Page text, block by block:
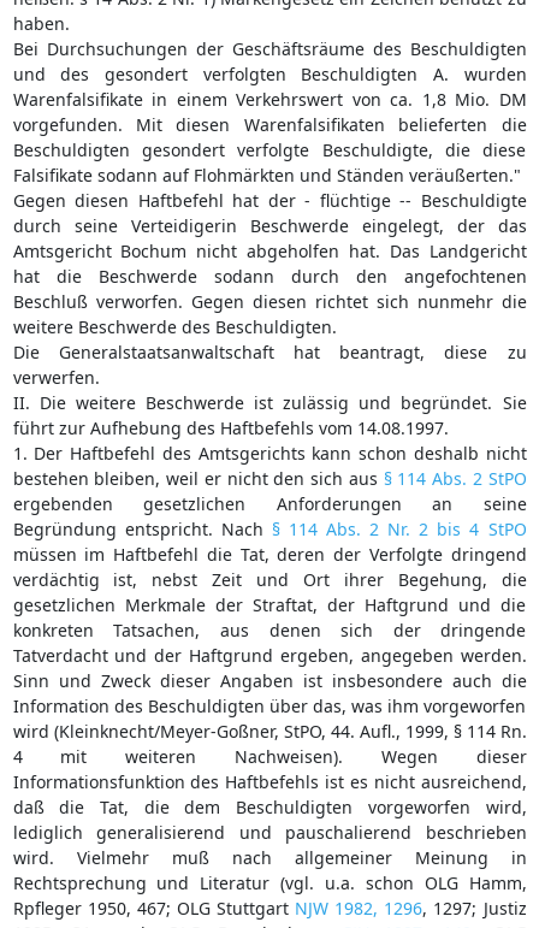
haben.
Bei Durchsuchungen der Geschäftsräume des Beschuldigten
und des gesondert verfolgten Beschuldigten A. wurden
Warenfalsifikate in einem Verkehrswert von ca. 1,8 Mio. DM
vorgefunden. Mit diesen Warenfalsifikaten belieferten die
Beschuldigten gesondert verfolgte Beschuldigte, die diese
Falsifikate sodann auf Flohmärkten und Ständen veräußerten."
Gegen diesen Haftbefehl hat der - flüchtige -- Beschuldigte
durch seine Verteidigerin Beschwerde eingelegt, der das
Amtsgericht Bochum nicht abgeholfen hat. Das Landgericht
hat die Beschwerde sodann durch den angefochtenen
Beschluß verworfen. Gegen diesen richtet sich nunmehr die
weitere Beschwerde des Beschuldigten.
Die Generalstaatsanwaltschaft hat beantragt, diese zu
verwerfen.
II. Die weitere Beschwerde ist zulässig und begründet. Sie
führt zur Aufhebung des Haftbefehls vom 14.08.1997.
1. Der Haftbefehl des Amtsgerichts kann schon deshalb nicht
bestehen bleiben, weil er nicht den sich aus § 114 Abs. 2 StPO
ergebenden gesetzlichen Anforderungen an seine
Begründung entspricht. Nach § 114 Abs. 2 Nr. 2 bis 4 StPO
müssen im Haftbefehl die Tat, deren der Verfolgte dringend
verdächtig ist, nebst Zeit und Ort ihrer Begehung, die
gesetzlichen Merkmale der Straftat, der Haftgrund und die
konkreten Tatsachen, aus denen sich der dringende
Tatverdacht und der Haftgrund ergeben, angegeben werden.
Sinn und Zweck dieser Angaben ist insbesondere auch die
Information des Beschuldigten über das, was ihm vorgeworfen
wird (Kleinknecht/Meyer-Goßner, StPO, 44. Aufl., 1999, § 114 Rn.
4 mit weiteren Nachweisen). Wegen dieser
Informationsfunktion des Haftbefehls ist es nicht ausreichend,
daß die Tat, die dem Beschuldigten vorgeworfen wird,
lediglich generalisierend und pauschalierend beschrieben
wird. Vielmehr muß nach allgemeiner Meinung in
Rechtsprechung und Literatur (vgl. u.a. schon OLG Hamm,
Rpfleger 1950, 467; OLG Stuttgart NJW 1982, 1296, 1297; Justiz